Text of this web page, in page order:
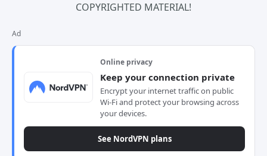
COPYRIGHTED MATERIAL!
Ad
Online privacy
Keep your connection private
Encrypt your internet traffic on public
Wi-Fi and protect your browsing across
your devices.
See NordVPN plans